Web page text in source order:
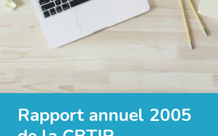
Rapport annuel 2005